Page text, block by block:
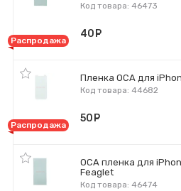
Код товара: 46473
Распродажа
40
Пленка OCA для
Код товара: 44682
Распродажа
50
OCA пленка для
Feaglet
Код товара: 46474